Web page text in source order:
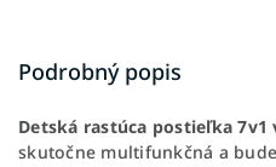
Podrobný popis
Detská rastúca postieľka
skutočne multifunkčná a